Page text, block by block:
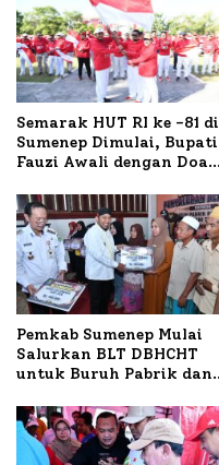
Semarak HUT RI ke -81 di
Sumenep Dimulai, Bupati
Fauzi Awali dengan Doa
Terbakar
Pemkab Sumenep Mulai
Salurkan BLT DBHCHT
untuk Buruh Pabrik dan